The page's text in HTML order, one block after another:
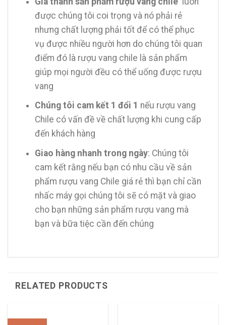
được chúng tôi coi trọng và nó phải rẻ
nhưng chất lượng phải tốt để có thể phục
vụ được nhiều người hơn do chúng tôi quan
điểm đó là rượu vang chile là sản phẩm
giúp mọi người đều có thể uống được rượu
vang
Chúng tôi cam kết 1 đổi 1 nếu rượu vang
Chile có vấn đề về chất lượng khi cung cấp
đến khách hàng
Giao hàng nhanh trong ngày: Chúng tôi
cam kết rằng nếu bạn có nhu cầu về sản
phẩm rượu vang Chile giá rẻ thì bạn chỉ cần
nhấc máy gọi chúng tôi sẽ có mặt và giao
cho bạn những sản phẩm rượu vang mà
bạn và bữa tiệc cần đến chúng
RELATED PRODUCTS